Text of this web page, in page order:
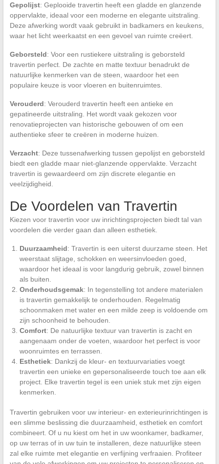
Gepolijst: Geplooide travertin heeft een gladde en glanzende
oppervlakte, ideaal voor een moderne en elegante uitstraling.
Deze afwerking wordt vaak gebruikt in badkamers en keukens,
waar het licht weerkaatst en een gevoel van ruimte creëert.
Geborsteld: Voor een rustiekere uitstraling is geborsteld
travertin perfect. De zachte en matte textuur benadrukt de
natuurlijke kenmerken van de steen, waardoor het een
populaire keuze is voor vloeren en buitenruimtes.
Verouderd: Verouderd travertin heeft een antieke en
gepatineerde uitstraling. Het wordt vaak gekozen voor
renovatieprojecten van historische gebouwen of om een
authentieke sfeer te creëren in moderne huizen.
Verzacht: Deze tussenafwerking tussen gepolijst en geborsteld
biedt een gladde maar niet-glanzende oppervlakte. Verzacht
travertin is gewaardeerd om zijn discrete elegantie en
veelzijdigheid.
De Voordelen van Travertin
Kiezen voor travertin voor uw inrichtingsprojecten biedt tal van
voordelen die verder gaan dan alleen esthetiek.
Duurzaamheid: Travertin is een uiterst duurzame steen. Het
weerstaat slijtage, schokken en weersinvloeden goed,
waardoor het ideaal is voor langdurig gebruik, zowel binnen
als buiten.
Onderhoudsgemak: In tegenstelling tot andere materialen
is travertin gemakkelijk te onderhouden. Regelmatig
schoonmaken met water en een milde zeep is voldoende om
zijn schoonheid te behouden.
Comfort: De natuurlijke textuur van travertin is zacht en
aangenaam onder de voeten, waardoor het perfect is voor
woonruimtes en terrassen.
Esthetiek: Dankzij de kleur- en textuurvariaties voegt
travertin een unieke en gepersonaliseerde touch toe aan elk
project. Elke travertin tegel is een uniek stuk met zijn eigen
kenmerken.
Travertin gebruiken voor uw interieur- en exterieurinrichtingen is
een slimme beslissing die duurzaamheid, esthetiek en comfort
combineert. Of u nu kiest om het in uw woonkamer, badkamer,
op uw terras of in uw tuin te installeren, deze natuurlijke steen
zal elke ruimte met elegantie en verfijning verfraaien. Profiteer